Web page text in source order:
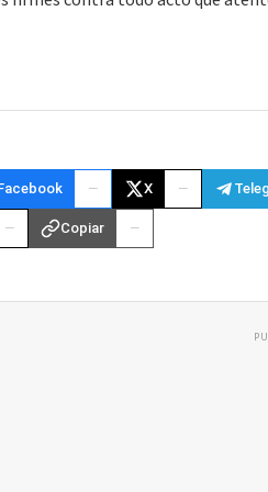
X
Copiar